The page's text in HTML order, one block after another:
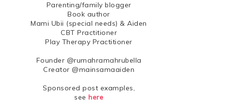
Parenting/family blogger
Book author
Mami Ubii (special needs) & Aiden
CBT Practitioner
Play Therapy Practitioner
Founder @rumahramahrubella
Creator @mainsamaaiden
Sponsored post examples,
see here